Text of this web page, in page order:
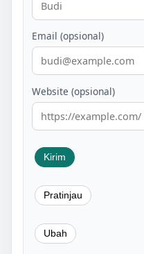
Email (opsional)
Website (opsional)